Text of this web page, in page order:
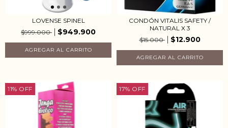
LOVENSE SPINEL
$999.000
$949.900
CONDÓN VITALIS SAFETY /
NATURAL X 3
$15.000
$12.900
11% OFF 17% OFF